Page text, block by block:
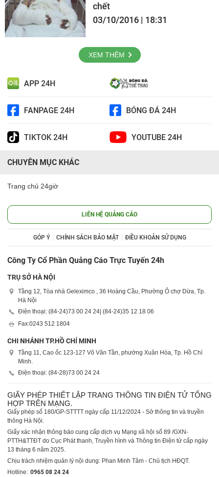
chết
03/10/2016 | 18:31
XEM THÊM
APP 24H
FANPAGE 24H BÓNG ĐÁ 24H
TIKTOK 24H YOUTUBE 24H
CHUYÊN MỤC KHÁC
Trang chủ 24giờ
LIÊN HỆ QUẢNG CÁO
GÓP Ý CHÍNH SÁCH BẢO MẬT ĐIỀU KHOẢN SỬ DỤNG
Công Ty Cổ Phần Quảng Cáo Trực Tuyến 24h
TRỤ SỞ HÀ NỘI
Tầng 12, Tòa nhà Geleximco , 36 Hoàng Cầu, Phường Ô chợ Dừa, Tp.
Hà Nội
Điện thoại: (84-24)73 00 24 24 | (84-24)35 12 18 06
Fax:0243 512 1804
CHI NHÁNH TP.HỒ CHÍ MINH
Tầng 11, Cao ốc 123-127 Võ Văn Tần, phường Xuân Hòa, Tp. Hồ Chí
Minh.
Điện thoại: (84-28)73 00 24 24
GIẤY PHÉP THIẾT LẬP TRANG THÔNG TIN ĐIỆN TỬ TỔNG
HỢP TRÊN MẠNG.
Giấy phép số 180/GP-STTTT ngày cấp 11/12/2024 - Sở thông tin và truyền
thông Hà Nội.
Giấy xác nhận thông báo cung cấp dịch vụ Mạng xã hội số 89 /GXN-
PTTH&TTĐT do Cục Phát thanh, Truyền hình và Thông tin Điện tử cấp ngày
13 tháng 6 năm 2025.
Chịu trách nhiệm quản lý nội dung: Phan Minh Tâm - Chủ tịch HĐQT.
Hotline: 0965 08 24 24